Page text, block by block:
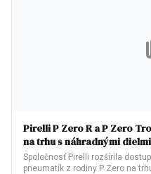
Pirelli P Zero R a P Zero
na trhu s náhradnými dielmi
Spoločnosť Pirelli rozšírila
pneumatík z rodiny P Zero na